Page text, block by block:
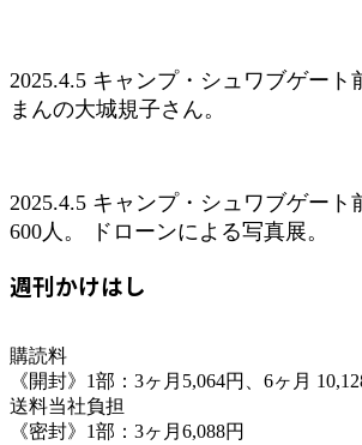
2025.4.5 キャンプ・シュワブゲート
まんの大城規子さん。
2025.4.5 キャンプ・シュワブゲート
600人。 ドローンによる写真展。
週刊かけはし
購読料
《開封》1部：3ヶ月5,064円、6ヶ月
送料当社負担
《密封》1部：3ヶ月6,088円